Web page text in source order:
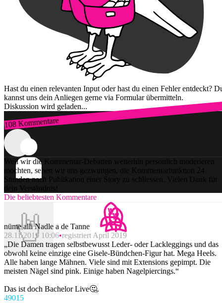
Hast du einen relevanten Input oder hast du einen Fehler entdeckt?
kannst uns dein Anliegen gerne via Formular übermitteln.
Diskussion wird geladen...
108 Kommentare
Zum Login
Weil wir die Kommentar-Debatten weiterhin persönlich moderieren
möchten, sehen wir uns gezwungen, die Kommentarfunktion 24
Stunden nach Publikation einer Story zu schliessen. Vielen Dank für
dein Verständnis!
Die beliebtesten Kommentare
nüme alli Nadle a de Tanne
28.11.2019 10:06 registriert April 2019
„Die Damen tragen selbstbewusst Leder- oder Lackleggings und das
obwohl keine einzige eine Gisele-Bündchen-Figur hat. Mega Heels.
Alle haben lange Mähnen. Viele sind mit Extensions gepimpt. Die
meisten Nägel sind pink. Einige haben Nagelpiercings.“
Das ist doch Bachelor Live🤔.
49015